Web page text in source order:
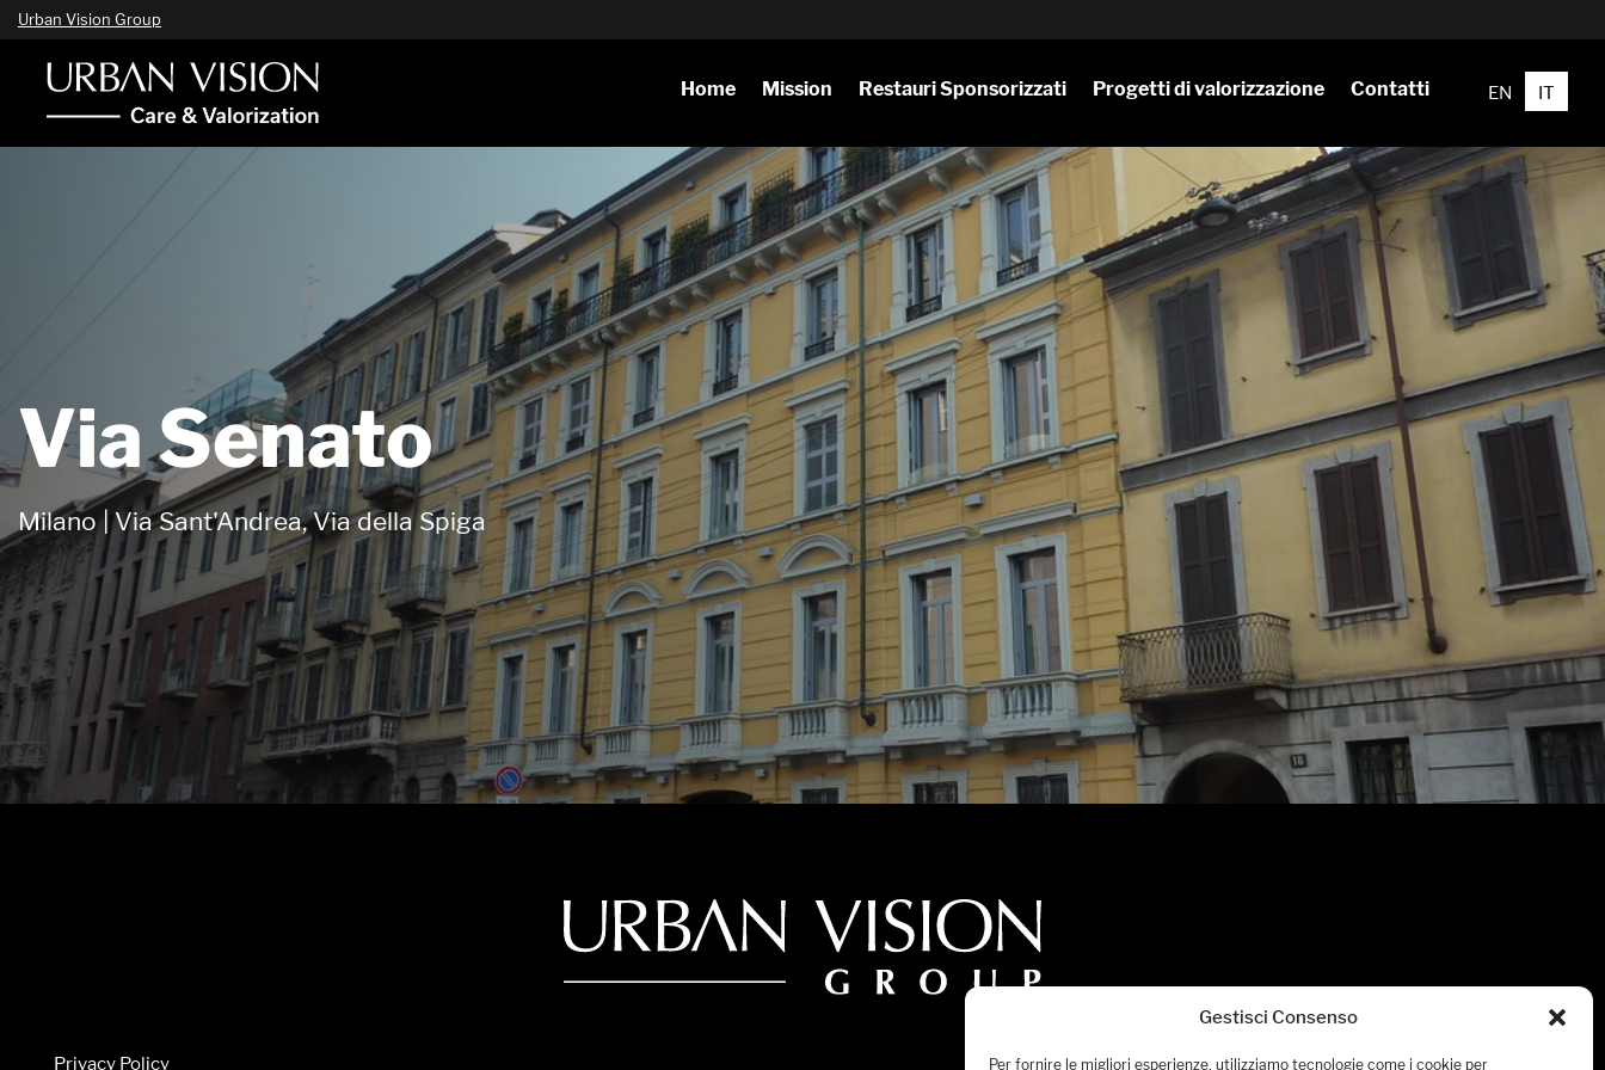
Gestisci Consenso
Per fornire le migliori esperienze, utilizziamo tecnologie come i cookie per
Urban Vision Group
Home Mission Restauri Sponsorizzati Progetti di valorizzazione Contatti EN IT
Via Senato
Milano | Via Sant'Andrea, Via della Spiga
Privacy Policy